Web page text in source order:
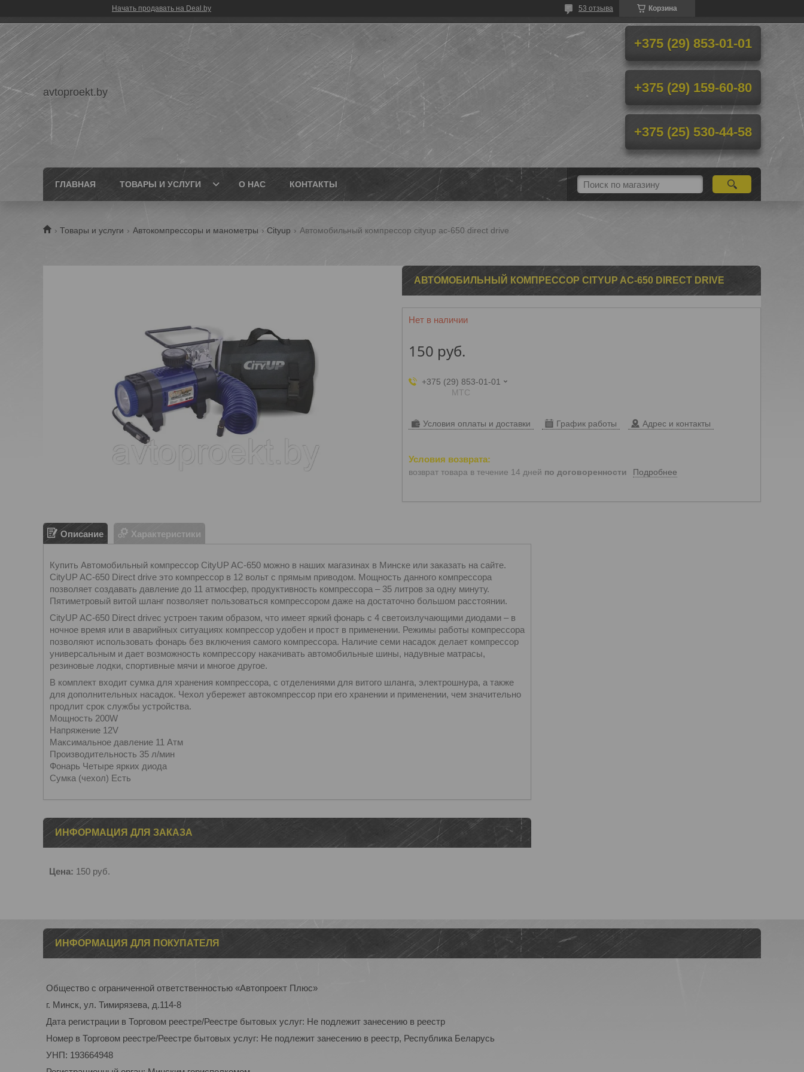
Начать продавать на Deal.by Корзина
53 отзыва
avtoproekt.by
+375 (29) 853-01-01
+375 (29) 159-60-80
+375 (25) 530-44-58
ГЛАВНАЯ ТОВАРЫ И УСЛУГИ О НАС КОНТАКТЫ
Товары и услуги Автокомпрессоры и манометры Cityup Автомобильный компрессор cityup ac-650 direct drive
АВТОМОБИЛЬНЫЙ КОМПРЕССОР CITYUP AC-650 DIRECT DRIVE
Нет в наличии
150 руб.
+375 (29) 853-01-01
МТС
Условия оплаты и доставки График работы Адрес и контакты
возврат товара в течение 14 дней по договоренности Подробнее
Описание Характеристики
Купить Автомобильный компрессор CityUP AC-650 можно в наших магазинах в Минске или заказать на сайте.
CityUP AС-650 Direct drive это компрессор в 12 вольт с прямым приводом. Мощность данного компрессора
позволяет создавать давление до 11 атмосфер, продуктивность компрессора – 35 литров за одну минуту.
Пятиметровый витой шланг позволяет пользоваться компрессором даже на достаточно большом расстоянии.
CityUP AС-650 Direct driveс устроен таким образом, что имеет яркий фонарь с 4 светоизлучающими диодами – в
ночное время или в аварийных ситуациях компрессор удобен и прост в применении. Режимы работы компрессора
позволяют использовать фонарь без включения самого компрессора. Наличие семи насадок делает компрессор
универсальным и дает возможность компрессору накачивать автомобильные шины, надувные матрасы,
резиновые лодки, спортивные мячи и многое другое.
В комплект входит сумка для хранения компрессора, с отделениями для витого шланга, электрошнура, а также
для дополнительных насадок. Чехол убережет автокомпрессор при его хранении и применении, чем значительно
продлит срок службы устройства.
Мощность 200W
Напряжение 12V
Максимальное давление 11 Атм
Производительность 35 л/мин
Фонарь Четыре ярких диода
Сумка (чехол) Есть
ИНФОРМАЦИЯ ДЛЯ ЗАКАЗА
Цена: 150 руб.
ИНФОРМАЦИЯ ДЛЯ ПОКУПАТЕЛЯ
Общество с ограниченной ответственностью «Автопроект Плюс»
г. Минск, ул. Тимирязева, д.114-8
Дата регистрации в Торговом реестре/Реестре бытовых услуг: Не подлежит занесению в реестр
Номер в Торговом реестре/Реестре бытовых услуг: Не подлежит занесению в реестр, Республика Беларусь
УНП: 193664948